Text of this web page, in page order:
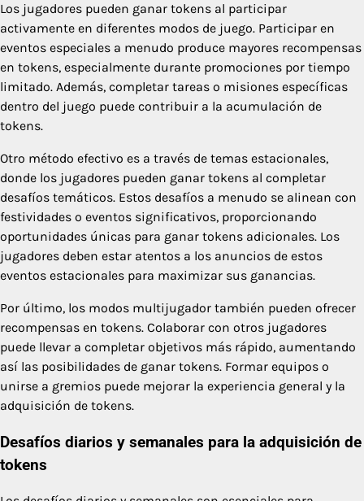
Los jugadores pueden ganar tokens al participar
activamente en diferentes modos de juego. Participar en
eventos especiales a menudo produce mayores recompensas
en tokens, especialmente durante promociones por tiempo
limitado. Además, completar tareas o misiones específicas
dentro del juego puede contribuir a la acumulación de
tokens.
Otro método efectivo es a través de temas estacionales,
donde los jugadores pueden ganar tokens al completar
desafíos temáticos. Estos desafíos a menudo se alinean con
festividades o eventos significativos, proporcionando
oportunidades únicas para ganar tokens adicionales. Los
jugadores deben estar atentos a los anuncios de estos
eventos estacionales para maximizar sus ganancias.
Por último, los modos multijugador también pueden ofrecer
recompensas en tokens. Colaborar con otros jugadores
puede llevar a completar objetivos más rápido, aumentando
así las posibilidades de ganar tokens. Formar equipos o
unirse a gremios puede mejorar la experiencia general y la
adquisición de tokens.
Desafíos diarios y semanales para la adquisición de
tokens